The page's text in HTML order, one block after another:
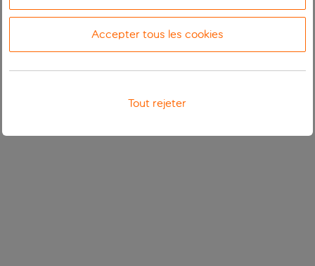
Accepter tous les cookies
Tout rejeter